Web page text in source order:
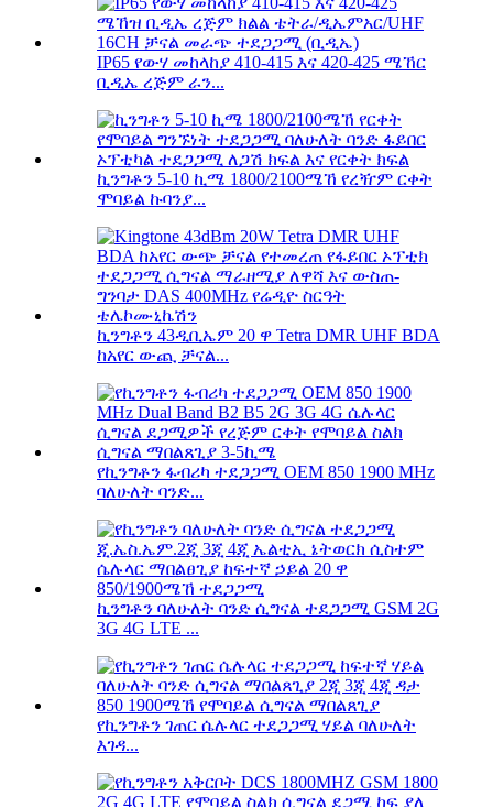
IP65 የውሃ መከላከያ 410-415 እና 420-425 ሜኸር
ቢዲኤ ረጅም ራን...
ኪንግቶን 5-10 ኪሜ 1800/2100ሜኸ የረዥም ርቀት
ሞባይል ኩባንያ...
ኪንግቶን 43ዲቢኤም 20 ዋ Tetra DMR UHF BDA
ከአየር ውጪ ቻናል...
የኪንግቶን ፋብሪካ ተደጋጋሚ OEM 850 1900 MHz
ባለሁለት ባንድ...
ኪንግቶን ባለሁለት ባንድ ሲግናል ተደጋጋሚ GSM 2G
3G 4G LTE ...
የኪንግቶን ገጠር ሴሉላር ተደጋጋሚ ሃይል ባለሁለት
እገዳ...